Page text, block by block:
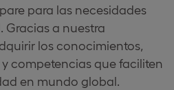
para las necesidades
Gracias a nuestra
los conocimientos,
competencias que faciliten
en mundo global.